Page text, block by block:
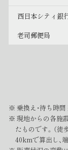
西日本シティ銀
老司郵便局
乗換え・待ち時
現地からの各施
たものです。（
40kmで算出し、